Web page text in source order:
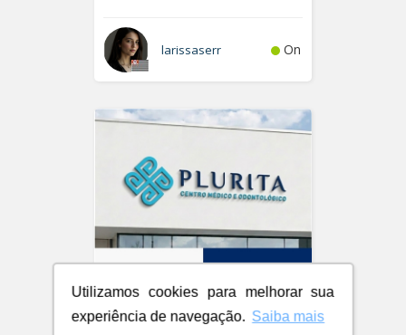
Utilizamos cookies para melhorar sua
experiência de navegação. Saiba mais
larissaserr On